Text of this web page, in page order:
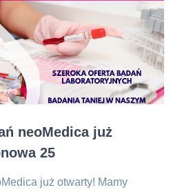
neoMedica już
25
już otwarty! Mamy